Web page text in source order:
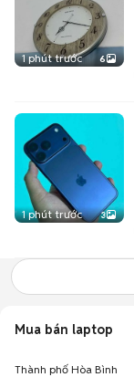
1 phút trước 6
1 phút trước 3
Mua bán laptop
Thành phố Hòa Bình